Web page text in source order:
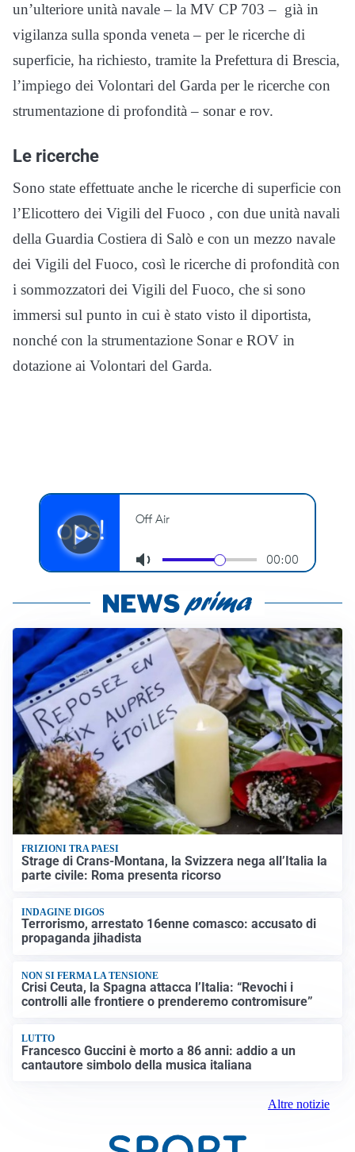
un’ulteriore unità navale – la MV CP 703 – già in
vigilanza sulla sponda veneta – per le ricerche di
superficie, ha richiesto, tramite la Prefettura di Brescia,
l’impiego dei Volontari del Garda per le ricerche con
strumentazione di profondità – sonar e rov.
Le ricerche
Sono state effettuate anche le ricerche di superficie con
l’Elicottero dei Vigili del Fuoco , con due unità navali
della Guardia Costiera di Salò e con un mezzo navale
dei Vigili del Fuoco, così le ricerche di profondità con
i sommozzatori dei Vigili del Fuoco, che si sono
immersi sul punto in cui è stato visto il diportista,
nonché con la strumentazione Sonar e ROV in
dotazione ai Volontari del Garda.
FRIZIONI TRA PAESI
Strage di Crans-Montana, la Svizzera nega all’Italia la
parte civile: Roma presenta ricorso
INDAGINE DIGOS
Terrorismo, arrestato 16enne comasco: accusato di
propaganda jihadista
NON SI FERMA LA TENSIONE
Crisi Ceuta, la Spagna attacca l’Italia: “Revochi i
controlli alle frontiere o prenderemo contromisure”
LUTTO
Francesco Guccini è morto a 86 anni: addio a un
cantautore simbolo della musica italiana
Altre notizie